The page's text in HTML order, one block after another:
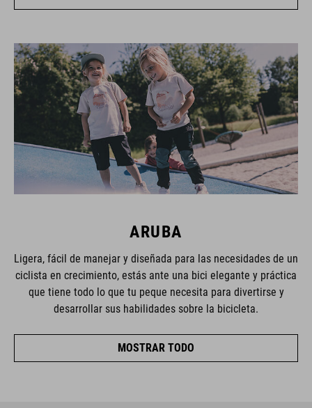
ARUBA
Ligera, fácil de manejar y diseñada para las necesidades de un
ciclista en crecimiento, estás ante una bici elegante y práctica
que tiene todo lo que tu peque necesita para divertirse y
desarrollar sus habilidades sobre la bicicleta.
MOSTRAR TODO